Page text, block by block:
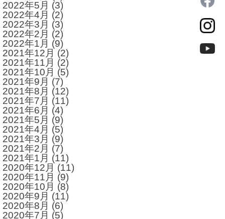
2022年5月 (3)
2022年4月 (2)
2022年3月 (3)
2022年2月 (2)
2022年1月 (9)
2021年12月 (2)
2021年11月 (2)
2021年10月 (5)
2021年9月 (7)
2021年8月 (12)
2021年7月 (11)
2021年6月 (4)
2021年5月 (9)
2021年4月 (5)
2021年3月 (9)
2021年2月 (7)
2021年1月 (11)
2020年12月 (11)
2020年11月 (9)
2020年10月 (8)
2020年9月 (11)
2020年8月 (6)
2020年7月 (5)